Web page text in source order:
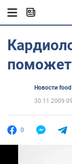
Новости
30.11.2009
0